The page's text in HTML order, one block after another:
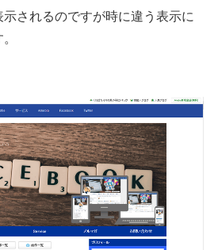
されるのですが時に違う表示に